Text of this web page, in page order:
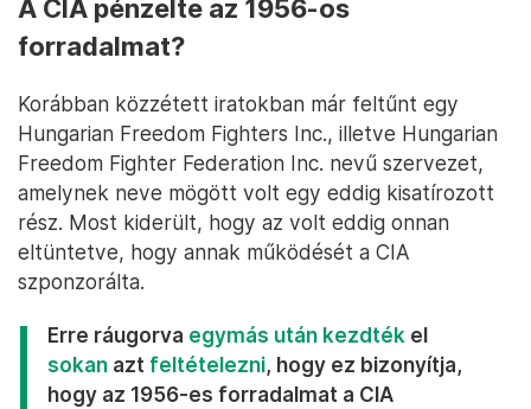
A CIA pénzelte az 1956-os
forradalmat?
Korábban közzétett iratokban már feltűnt egy
Hungarian Freedom Fighters Inc., illetve Hungarian
Freedom Fighter Federation Inc. nevű szervezet,
amelynek neve mögött volt egy eddig kisatírozott
rész. Most kiderült, hogy az volt eddig onnan
eltüntetve, hogy annak működését a CIA
szponzorálta.
Erre ráugorva egymás után kezdték el
sokan azt feltételezni, hogy ez bizonyítja,
hogy az 1956-es forradalmat a CIA